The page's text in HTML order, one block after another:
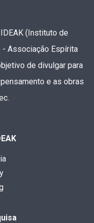
(Instituto de
- Associação Espírita
de divulgar para
e as obras